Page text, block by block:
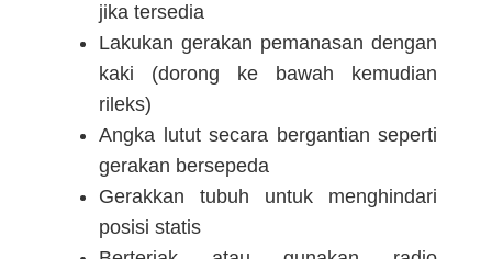
jika tersedia
Lakukan gerakan pemanasan dengan
kaki (dorong ke bawah kemudian
rileks)
Angka lutut secara bergantian seperti
gerakan bersepeda
Gerakkan tubuh untuk menghindari
posisi statis